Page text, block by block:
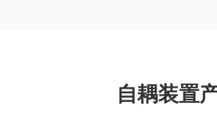
自耦装置